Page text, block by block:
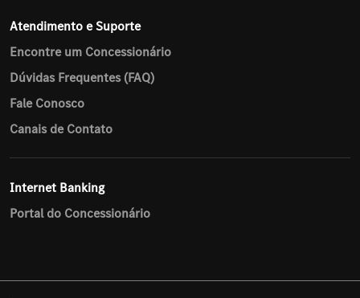
Atendimento e Suporte
Encontre um Concessionário
Dúvidas Frequentes (FAQ)
Fale Conosco
Canais de Contato
Internet Banking
Portal do Concessionário